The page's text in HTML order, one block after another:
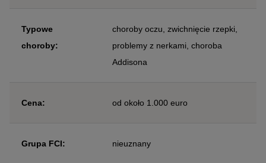
Typowe
choroby:
choroby oczu, zwichnięcie rzepki,
problemy z nerkami, choroba
Addisona
Cena: od około 1.000 euro
Grupa FCI: nieuznany